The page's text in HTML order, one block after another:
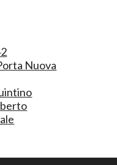
Nuova